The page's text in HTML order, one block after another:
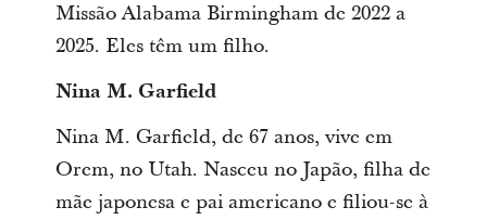
Missão Alabama Birmingham de 2022 a
2025. Eles têm um filho.
Nina M. Garfield
Nina M. Garfield, de 67 anos, vive em
Orem, no Utah. Nasceu no Japão, filha de
mãe japonesa e pai americano e filiou-se à